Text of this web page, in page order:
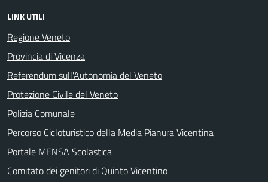
LINK UTILI
Regione Veneto
Provincia di Vicenza
Referendum sull'Autonomia del Veneto
Protezione Civile del Veneto
Polizia Comunale
Percorso Cicloturistico della Media Pianura Vicentina
Portale MENSA Scolastica
Comitato dei genitori di Quinto Vicentino